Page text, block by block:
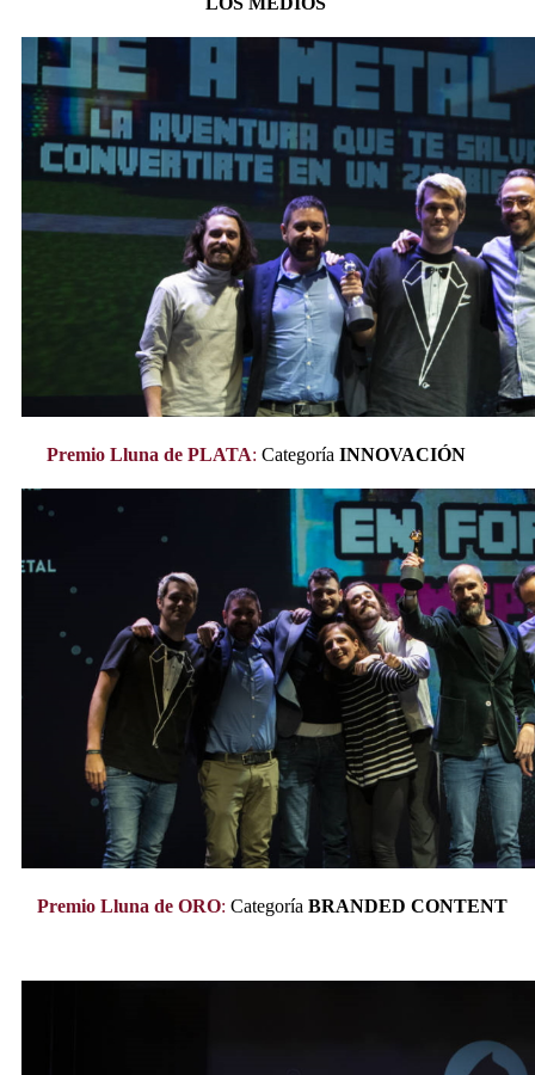
Premio Lluna de PLATA: CategoríaINNOVACIÓN
Premio Lluna de ORO: Categoría BRANDED CONTENT